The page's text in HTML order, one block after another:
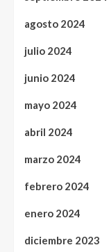
agosto 2024
julio 2024
junio 2024
mayo 2024
abril 2024
marzo 2024
febrero 2024
enero 2024
diciembre 2023